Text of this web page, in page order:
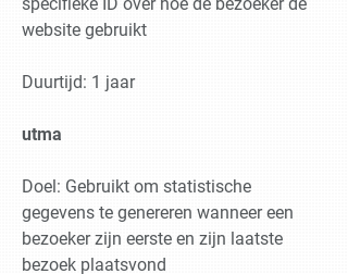
website gebruikt
Duurtijd: 1 jaar
utma
Doel: Gebruikt om statistische
gegevens te genereren wanneer een
bezoeker zijn eerste en zijn laatste
bezoek plaatsvond